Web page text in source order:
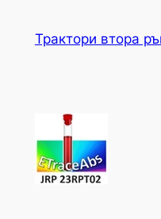
Трактори втора